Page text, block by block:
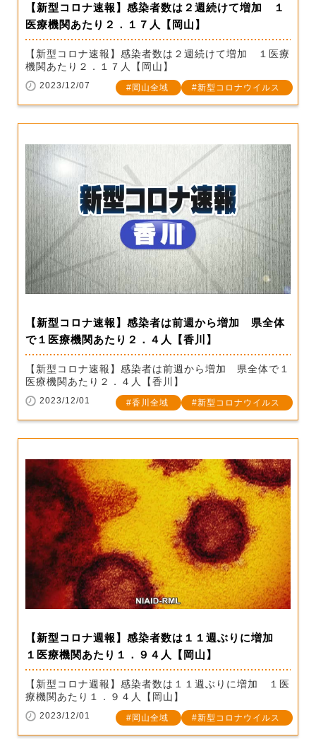
【新型コロナ速報】感染者数は２週続けて増加 １
医療機関あたり２．１７人【岡山】
【新型コロナ速報】感染者数は２週続けて増加 １医療
機関あたり２．１７人【岡山】
2023/12/07 岡山全域 新型コロナウイルス
【新型コロナ速報】感染者は前週から増加 県全体
で１医療機関あたり２．４人【香川】
【新型コロナ速報】感染者は前週から増加 県全体で１
医療機関あたり２．４人【香川】
2023/12/01 香川全域 新型コロナウイルス
【新型コロナ週報】感染者数は１１週ぶりに増加
１医療機関あたり１．９４人【岡山】
【新型コロナ週報】感染者数は１１週ぶりに増加 １医
療機関あたり１．９４人【岡山】
2023/12/01 岡山全域 新型コロナウイルス